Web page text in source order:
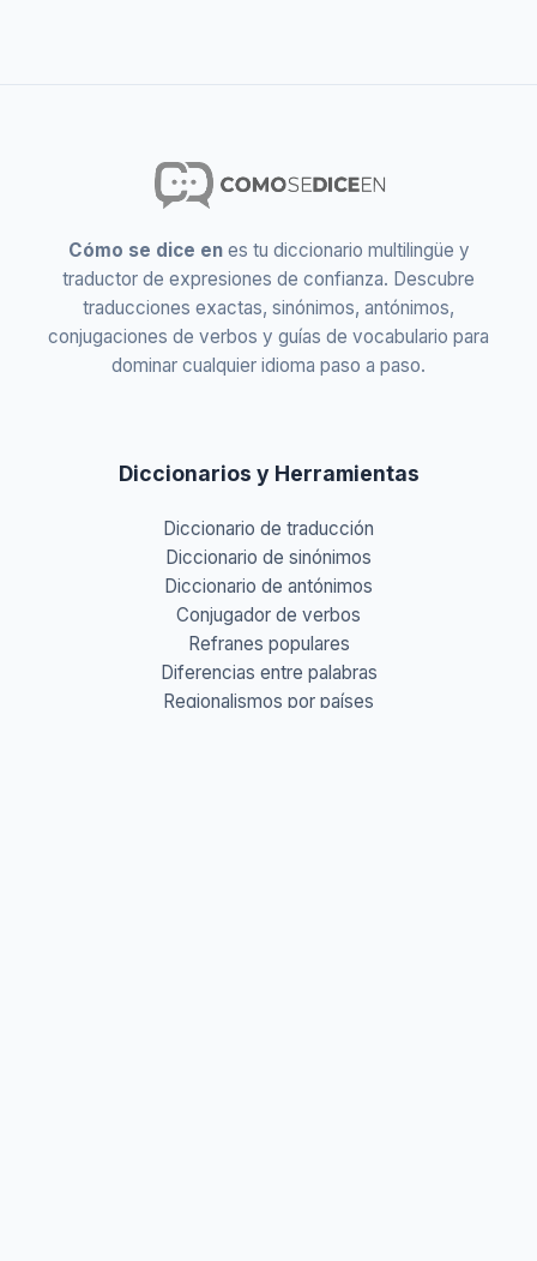
Cómo se dice enes tu diccionario multilingüe y
traductor de expresiones de confianza. Descubre
traducciones exactas, sinónimos, antónimos,
conjugaciones de verbos y guías de vocabulario para
dominar cualquier idioma paso a paso.
Diccionarios y Herramientas
Diccionario de traducción
Diccionario de sinónimos
Diccionario de antónimos
Conjugador de verbos
Refranes populares
Diferencias entre palabras
Regionalismos por países